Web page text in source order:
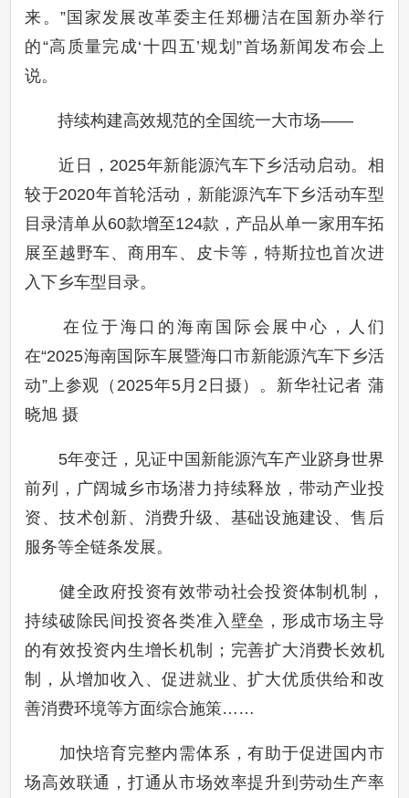
来。”国家发展改革委主任郑栅洁在国新办举行
的“高质量完成‘十四五’规划”首场新闻发布会上
说。
持续构建高效规范的全国统一大市场——
近日，2025年新能源汽车下乡活动启动。相
较于2020年首轮活动，新能源汽车下乡活动车型
目录清单从60款增至124款，产品从单一家用车拓
展至越野车、商用车、皮卡等，特斯拉也首次进
入下乡车型目录。
在位于海口的海南国际会展中心，人们
在“2025海南国际车展暨海口市新能源汽车下乡活
动”上参观（2025年5月2日摄）。新华社记者 蒲
晓旭 摄
5年变迁，见证中国新能源汽车产业跻身世界
前列，广阔城乡市场潜力持续释放，带动产业投
资、技术创新、消费升级、基础设施建设、售后
服务等全链条发展。
健全政府投资有效带动社会投资体制机制，
持续破除民间投资各类准入壁垒，形成市场主导
的有效投资内生增长机制；完善扩大消费长效机
制，从增加收入、促进就业、扩大优质供给和改
善消费环境等方面综合施策……
加快培育完整内需体系，有助于促进国内市
场高效联通，打通从市场效率提升到劳动生产率